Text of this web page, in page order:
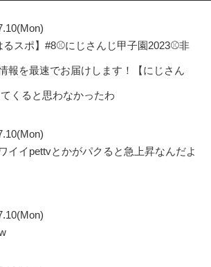
スポ】#8⚾にじさんじ甲子園2023⚾非
報を最速でお届けします！【にじさん
くると思わなかったわ
イイpettvとかがパクると急上昇なんだよ